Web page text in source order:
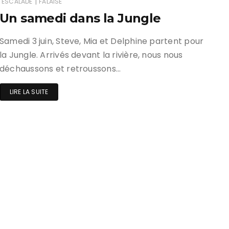
responsable de
événement non
sur Spond
SPOND Adulte
du grimpeur ASSA
des cours
Un samedi dans la Jungle
Samedi 3 juin, Steve, Mia et Delphine partent pour
la Jungle. Arrivés devant la rivière, nous nous
déchaussons et retroussons…
LIRE LA SUITE